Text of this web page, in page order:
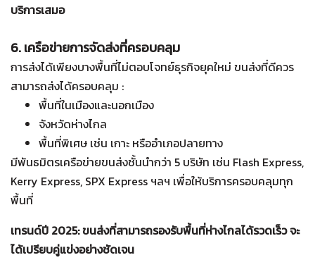
บริการเสมอ
6. เครือข่ายการจัดส่งที่ครอบคลุม
การส่งได้เพียงบางพื้นที่ไม่ตอบโจทย์ธุรกิจยุคใหม่ ขนส่งที่ดีควร
สามารถส่งได้ครอบคลุม :
พื้นที่ในเมืองและนอกเมือง
จังหวัดห่างไกล
พื้นที่พิเศษ เช่น เกาะ หรืออำเภอปลายทาง
มีพันธมิตรเครือข่ายขนส่งชั้นนำกว่า 5 บริษัท เช่น Flash Express,
Kerry Express, SPX Express ฯลฯ เพื่อให้บริการครอบคลุมทุก
พื้นที่
เทรนด์ปี 2025: ขนส่งที่สามารถรองรับพื้นที่ห่างไกลได้รวดเร็ว จะ
ได้เปรียบคู่แข่งอย่างชัดเจน